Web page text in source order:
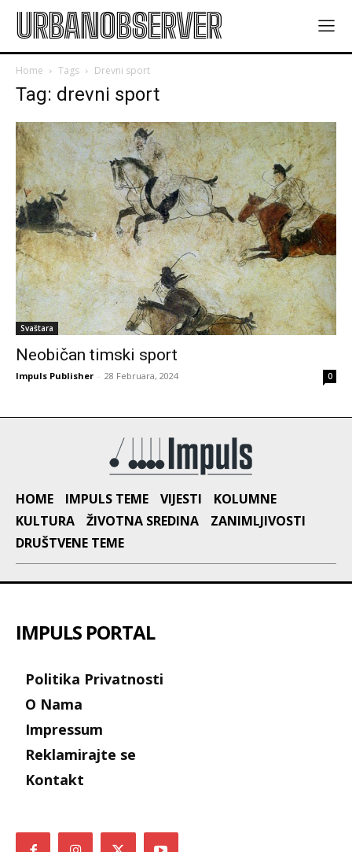
URBANOBSERVER
Home Tags Drevni sport
Tag: drevni sport
Svaštara
Neobičan timski sport
Impuls Publisher - 28 Februara, 2024 0
HOME IMPULS TEME VIJESTI
KOLUMNE
KULTURA
ŽIVOTNA SREDINA
ZANIMLJIVOSTI
DRUŠTVENE TEME
IMPULS PORTAL
Politika Privatnosti
O Nama
Impressum
Reklamirajte se
Kontakt